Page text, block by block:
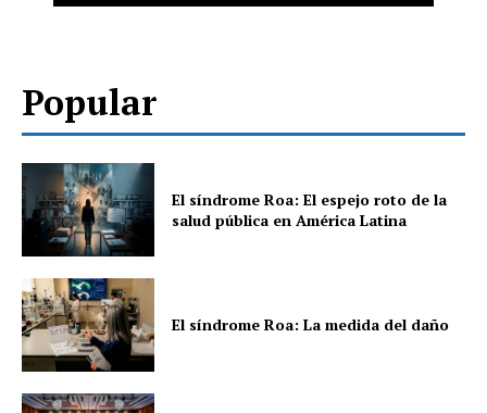
Popular
El síndrome Roa: El espejo roto de la
salud pública en América Latina
El síndrome Roa: La medida del daño